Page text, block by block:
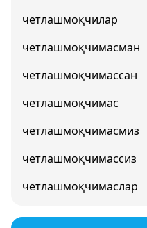
четлашмоқчилар
четлашмоқчимасман
четлашмоқчимассан
четлашмоқчимас
четлашмоқчимасмиз
четлашмоқчимассиз
четлашмоқчимаслар